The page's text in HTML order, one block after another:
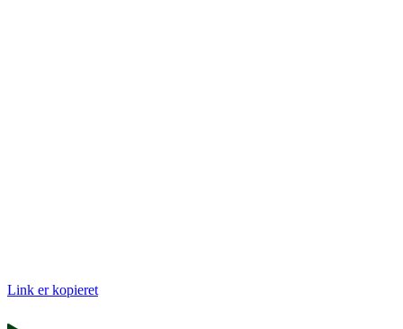
Link er kopieret